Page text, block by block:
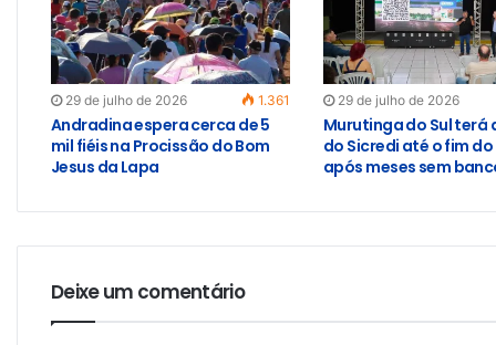
29 de julho de 2026 1.361
Andradina espera cerca de 5
mil fiéis na Procissão do Bom
Jesus da Lapa
29 de julho de 2026
Murutinga do Sul terá
do Sicredi até o fim
após meses sem
Deixe um comentário